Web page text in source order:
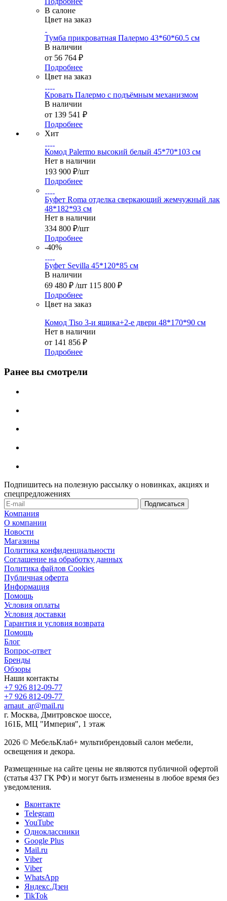
В салоне
Цвет на заказ
Тумба прикроватная Палермо 43*60*60.5 см
В наличии
от 56 764 ₽
Подробнее
Цвет на заказ
Кровать Палермо с подъёмным механизмом
В наличии
от 139 541 ₽
Подробнее
Хит
Комод Palermo высокий белый 45*70*103 см
Нет в наличии
193 900 ₽/шт
Подробнее
Буфет Roma отделка сверкающий жемчужный лак
48*182*93 см
Нет в наличии
334 800 ₽/шт
Подробнее
-40%
Буфет Sevilla 45*120*85 см
В наличии
69 480 ₽ /шт 115 800 ₽
Подробнее
Цвет на заказ
Комод Tiso 3-и ящика+2-е двери 48*170*90 см
Нет в наличии
от 141 856 ₽
Подробнее
Ранее вы смотрели
Подпишитесь на полезную рассылку о новинках, акциях и
спецпредложениях
Компания
О компании
Новости
Магазины
Политика конфиденциальности
Соглашение на обработку данных
Политика файлов Cookies
Публичная оферта
Информация
Помощь
Условия оплаты
Условия доставки
Гарантия и условия возврата
Помощь
Блог
Вопрос-ответ
Бренды
Обзоры
Наши контакты
+7 926 812-09-77
+7 926 812-09-77
arnaut_ar@mail.ru
г. Москва, Дмитровское шоссе,
161Б, МЦ "Империя", 1 этаж
2026 © МебельКлаб+ мультибрендовый салон мебели,
освещения и декора.
Размещенные на сайте цены не являются публичной офертой
(статья 437 ГК РФ) и могут быть изменены в любое время без
уведомления.
Вконтакте
Telegram
YouTube
Одноклассники
Google Plus
Mail.ru
Viber
Viber
WhatsApp
Яндекс.Дзен
TikTok